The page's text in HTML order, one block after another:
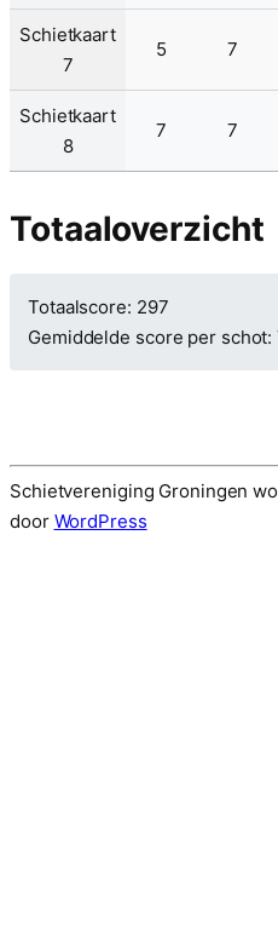
Schietkaart
7
5 7
Schietkaart
8
7 7
Totaaloverzicht
Totaalscore: 297
Gemiddelde score per schot:
Schietvereniging Groningen
door WordPress